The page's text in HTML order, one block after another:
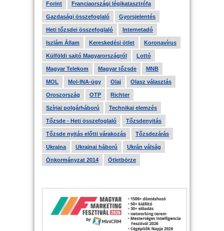
Forint Franciaországi légikatasztrófa
Gazdasági összefoglaló Gyorsjelentés
Heti tőzsdei összefoglaló Internetadó
Iszlám Állam Kereskedési ötlet Koronavírus
Külföldi sajtó Magyarországról Lottó
Magyar Telekom Magyar tőzsde MNB
MOL Mol-INA-ügy Olaj Olasz választás
Oroszország OTP Richter
Szíriai polgárháború Technikai elemzés
Tőzsde - Heti összefoglaló Tőzsdenyitás
Tőzsde nyitás előtti várakozás Tőzsdezárás
Ukrajna Ukrajnai háború Ukrán válság
Önkormányzat 2014 Ötletbörze